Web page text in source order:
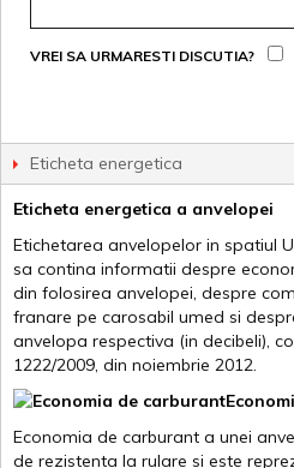
VREI SA URMARESTI DISCUTIA?
Eticheta energetica
Eticheta energetica a anvelopei
Etichetarea anvelopelor in spatiul
sa contina informatii despre
din folosirea anvelopei, despre
franare pe carosabil umed si
anvelopa respectiva (in decibeli),
1222/2009, din noiembrie 2012.
Economia de carburant a unei
de rezistenta la rulare si este